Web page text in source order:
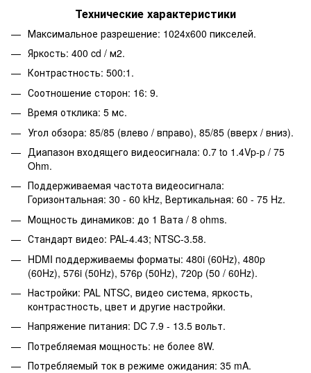
Технические характеристики
Максимальное разрешение: 1024x600 пикселей.
Яркость: 400 cd / м2.
Контрастность: 500:1.
Соотношение сторон: 16: 9.
Время отклика: 5 мс.
Угол обзора: 85/85 (влево / вправо), 85/85 (вверх / вниз).
Диапазон входящего видеосигнала: 0.7 to 1.4Vp-p / 75
Ohm.
Поддерживаемая частота видеосигнала:
Горизонтальная: 30 - 60 kHz, Вертикальная: 60 - 75 Hz.
Мощность динамиков: до 1 Вата / 8 ohms.
Стандарт видео: PAL-4.43; NTSC-3.58.
HDMI поддерживаемы форматы: 480i (60Hz), 480p
(60Hz), 576i (50Hz), 576p (50Hz), 720p (50 / 60Hz).
Настройки: PAL NTSC, видео система, яркость,
контрастность, цвет и другие настройки.
Напряжение питания: DC 7.9 - 13.5 вольт.
Потребляемая мощность: не более 8W.
Потребляемый ток в режиме ожидания: 35 mA.